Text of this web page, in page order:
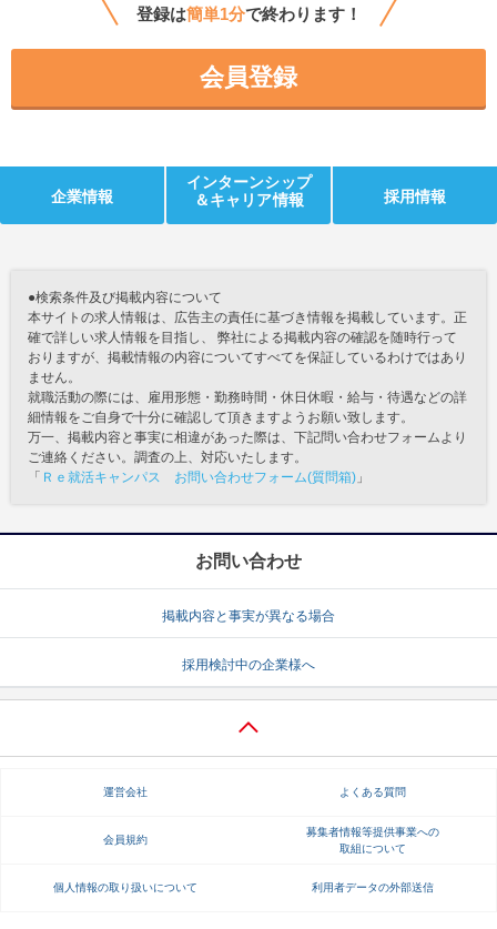
登録は簡単1分で終わります！
会員登録
企業情報
インターンシップ
＆キャリア情報
採用情報
●検索条件及び掲載内容について
本サイトの求人情報は、広告主の責任に基づき情報を掲載しています。正
確で詳しい求人情報を目指し、 弊社による掲載内容の確認を随時行って
おりますが、掲載情報の内容についてすべてを保証しているわけではあり
ません。
就職活動の際には、雇用形態・勤務時間・休日休暇・給与・待遇などの詳
細情報をご自身で十分に確認して頂きますようお願い致します。
万一、掲載内容と事実に相違があった際は、下記問い合わせフォームより
ご連絡ください。調査の上、対応いたします。
「 Ｒｅ就活キャンパス お問い合わせフォーム(質問箱) 」
お問い合わせ
掲載内容と事実が異なる場合
採用検討中の企業様へ
運営会社 よくある質問
会員規約
募集者情報等提供事業への
取組について
個人情報の取り扱いについて 利用者データの外部送信